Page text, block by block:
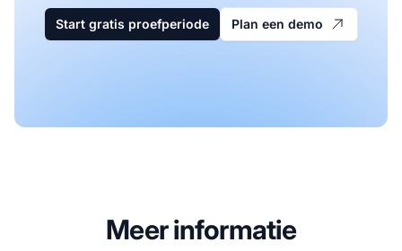
Start gratis proefperiode Plan een demo
Meer informatie